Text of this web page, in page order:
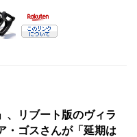
、リブート版のヴィラ
・ゴスさんが「延期は